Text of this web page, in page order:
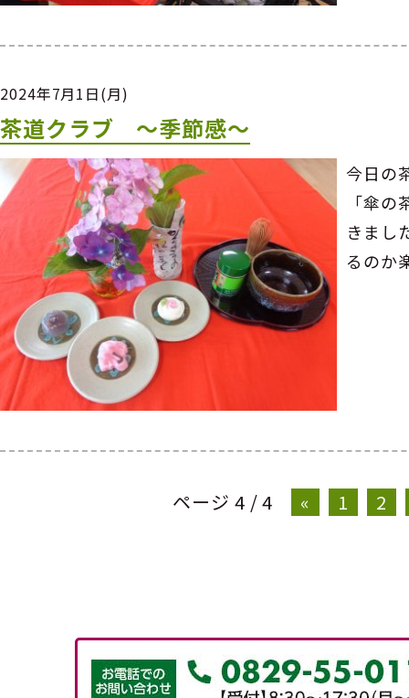
2024年7月1日(月)
茶道クラブ ～季節感～
今日の
「傘
きまし
るのか
ページ 4 / 4 « 1 2